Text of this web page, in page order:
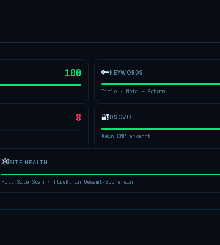
100 🔑KEYWORDS
Title · Meta · Schema
8 🔐DSGVO
Kein CMP erkannt
🕸SITE HEALTH
Full Site Scan · fließt in Gesamt-Score ein